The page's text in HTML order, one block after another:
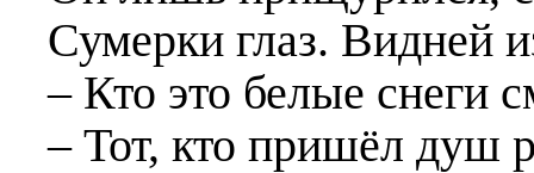
Сумерки глаз. Видней
– Кто это белые снеги
– Тот, кто пришёл душ